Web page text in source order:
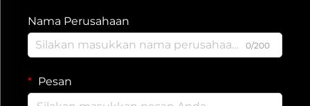
Nama Perusahaan
0/200
Pesan